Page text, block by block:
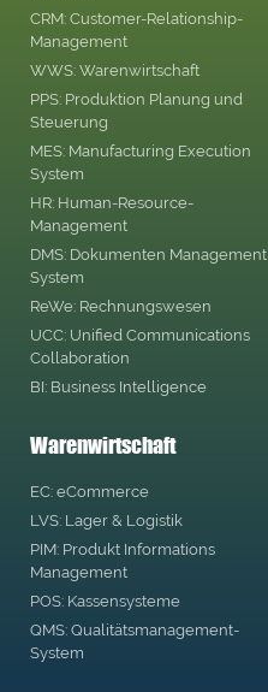
CRM: Customer-Relationship-
Management
WWS: Warenwirtschaft
PPS: Produktion Planung und
Steuerung
MES: Manufacturing Execution
System
HR: Human-Resource-
Management
DMS: Dokumenten Management
System
ReWe: Rechnungswesen
UCC: Unified Communications
Collaboration
BI: Business Intelligence
Warenwirtschaft
EC: eCommerce
LVS: Lager & Logistik
PIM: Produkt Informations
Management
POS: Kassensysteme
QMS: Qualitätsmanagement-
System